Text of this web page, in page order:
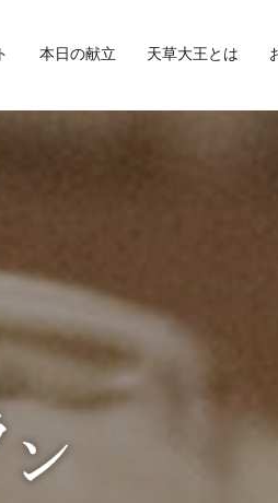
本日の献立 天草大王とは